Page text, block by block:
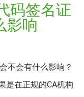
码签名证
影响
不会有什么影响？
是在正规的CA机构